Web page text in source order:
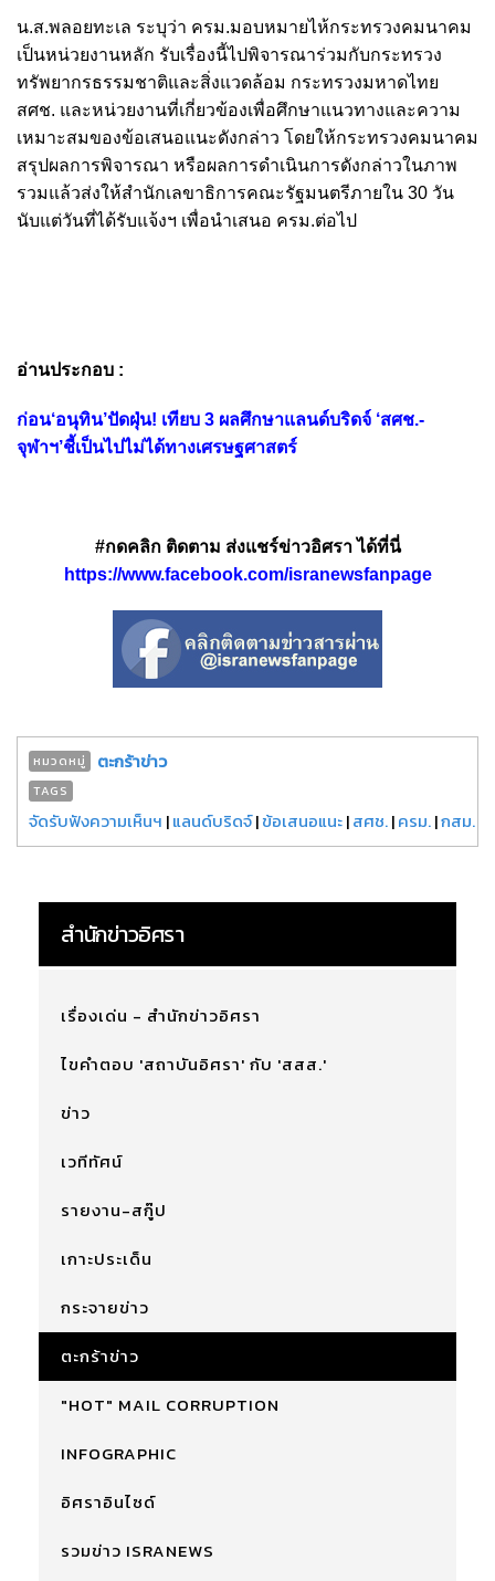
น.ส.พลอยทะเล ระบุว่า ครม.มอบหมายไห้กระทรวงคมนาคม
เป็นหน่วยงานหลัก รับเรื่องนี้ไปพิจารณาร่วมกับกระทรวง
ทรัพยากรธรรมชาติและสิ่งแวดล้อม กระทรวงมหาดไทย
สศช. และหน่วยงานที่เกี่ยวข้องเพื่อศึกษาแนวทางและความ
เหมาะสมของข้อเสนอแนะดังกล่าว โดยให้กระทรวงคมนาคม
สรุปผลการพิจารณา หรือผลการดำเนินการดังกล่าวในภาพ
รวมแล้วส่งให้สำนักเลขาธิการคณะรัฐมนตรีภายใน 30 วัน
นับแต่วันที่ได้รับแจ้งฯ เพื่อนำเสนอ ครม.ต่อไป
อ่านประกอบ :
ก่อน‘อนุทิน’ปัดฝุ่น! เทียบ 3 ผลศึกษาแลนด์บริดจ์ ‘สศช.-
จุฬาฯ’ชี้เป็นไปไม่ได้ทางเศรษฐศาสตร์
#กดคลิก ติดตาม ส่งแชร์ข่าวอิศรา ได้ที่นี่
https://www.facebook.com/isranewsfanpage
หมวดหมู่ ตะกร้าข่าว
TAGS
จัดรับฟังความเห็นฯ |แลนด์บริดจ์|ข้อเสนอแนะ|สศช.|ครม.|กสม.
สำนักข่าวอิศรา
เรื่องเด่น - สำนักข่าวอิศรา
ไขคำตอบ 'สถาบันอิศรา' กับ 'สสส.'
ข่าว
เวทีทัศน์
รายงาน-สกู๊ป
เกาะประเด็น
กระจายข่าว
ตะกร้าข่าว
"HOT" MAIL CORRUPTION
INFOGRAPHIC
อิศราอินไซด์
รวมข่าว ISRANEWS